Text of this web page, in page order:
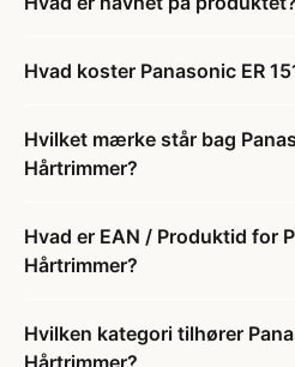
Hvad koster Panasonic ER
Hvilket mærke står bag
Hårtrimmer?
Hvad er EAN / Produktid for
Hårtrimmer?
Hvilken kategori tilhører
Hårtrimmer?